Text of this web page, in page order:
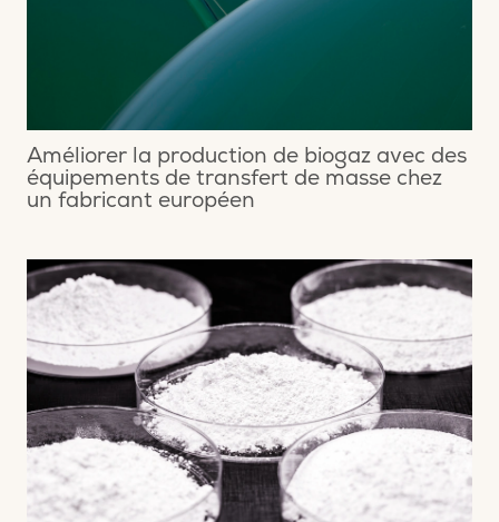
Améliorer la production de biogaz avec des
équipements de transfert de masse chez
un fabricant européen